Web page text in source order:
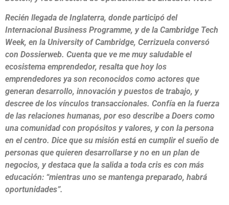
Recién llegada de Inglaterra, donde participó del
Internacional Business Programme, y de la Cambridge Tech
Week, en la University of Cambridge, Cerrizuela conversó
con Dossierweb. Cuenta que ve me muy saludable el
ecosistema emprendedor, resalta que hoy los
emprendedores ya son reconocidos como actores que
generan desarrollo, innovación y puestos de trabajo, y
descree de los vínculos transaccionales. Confía en la fuerza
de las relaciones humanas, por eso describe a Doers como
una comunidad con propósitos y valores, y con la persona
en el centro. Dice que su misión está en cumplir el sueño de
personas que quieren desarrollarse y no en un plan de
negocios, y destaca que la salida a toda cris es con más
educación: “mientras uno se mantenga preparado, habrá
oportunidades”.